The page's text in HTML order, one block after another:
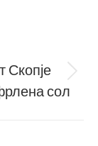
Скопје
сол